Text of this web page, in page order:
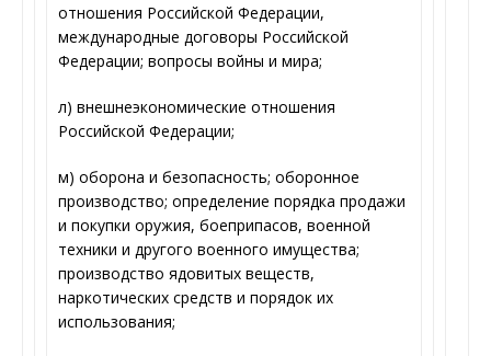
отношения Российской Федерации,
международные договоры Российской
Федерации; вопросы войны и мира;
л) внешнеэкономические отношения
Российской Федерации;
м) оборона и безопасность; оборонное
производство; определение порядка продажи
и покупки оружия, боеприпасов, военной
техники и другого военного имущества;
производство ядовитых веществ,
наркотических средств и порядок их
использования;